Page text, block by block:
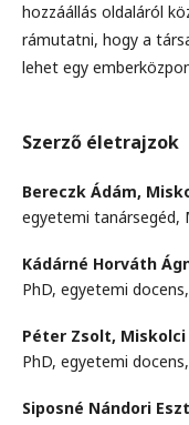
hozzáállás oldaláról
rámutatni, hogy a
lehet egy
Szerző életrajzok
Bereczk Ádám,
egyetemi tanársegéd,
Kádárné Horváth
PhD, egyetemi
Péter Zsolt,
PhD, egyetemi
Siposné Nándori